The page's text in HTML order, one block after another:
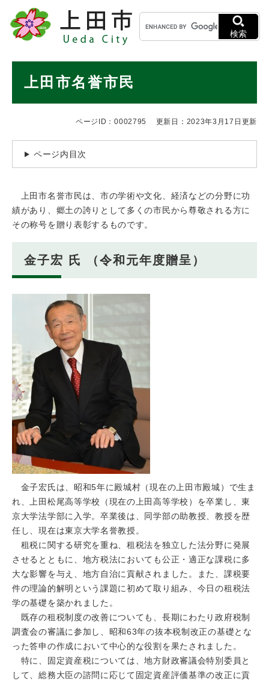
メニューを飛ばして本文へ
キ
ー
ワ
検索
上田市名誉市民
ページID：0002795 更新日：2023年3月17日更新
ページ内目次
上田市名誉市民は、市の学術や文化、経済などの分野に功
績があり、郷土の誇りとして多くの市民から尊敬される方に
その称号を贈り表彰するものです。
金子宏 氏 （令和元年度贈呈）
金子宏氏は、昭和5年に殿城村（現在の上田市殿城）で生ま
れ、上田松尾高等学校（現在の上田高等学校）を卒業し、東
京大学法学部に入学。卒業後は、同学部の助教授、教授を歴
任し、現在は東京大学名誉教授。
租税に関する研究を重ね、租税法を独立した法分野に発展
させるとともに、地方税法においても公正・適正な課税に多
大な影響を与え、地方自治に貢献されました。また、課税要
件の理論的解明という課題に初めて取り組み、今日の租税法
学の基礎を築かれました。
既存の租税制度の改善についても、長期にわたり政府税制
調査会の審議に参加し、昭和63年の抜本税制改正の基礎とな
った答申の作成において中心的な役割を果たされました。
特に、固定資産税については、地方財政審議会特別委員と
して、総務大臣の諮問に応じて固定資産評価基準の改正に貢